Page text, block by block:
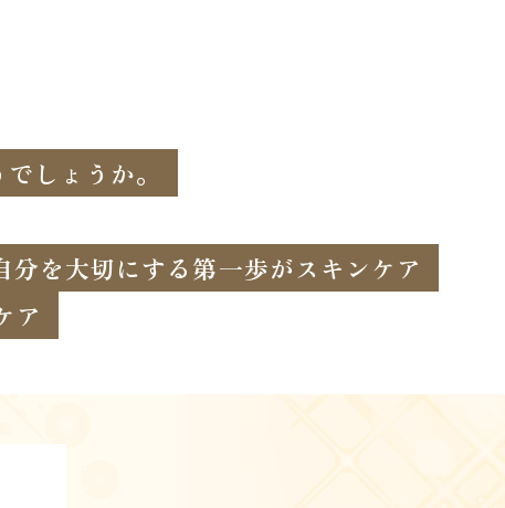
しょうか。
分を大切にする第一歩がスキンケア
ア